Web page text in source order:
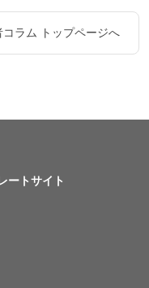
コラム トップページへ
ートサイト